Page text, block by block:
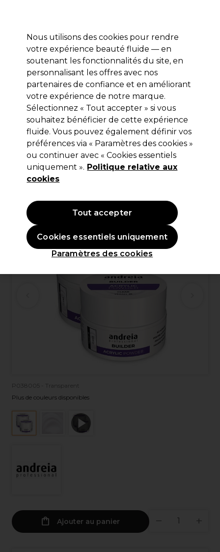
Se connecter
Marques Bons plans Coiffure Electro et Matériel
Livraison et délais
lire la suite
Andreia Professional
Andreia Professional Poudre
acrylique - Transparent 35g
(2)
8,99 €Hors TVA
P038005 - Transparent
Plus de couleurs disponibles
Ajouter au panier
Nous utilisons des cookies pour rendre
votre expérience beauté fluide — en
soutenant les fonctionnalités du site, en
personnalisant les offres avec nos
partenaires de confiance et en améliorant
votre expérience de notre marque.
Sélectionnez « Tout accepter » si vous
souhaitez bénéficier de cette expérience
fluide. Vous pouvez également définir vos
préférences via « Paramètres des cookies »
ou continuer avec « Cookies essentiels
uniquement ». Politique relative aux
cookies
Paramètres des cookies
Cookies essentiels uniquement
Tout accepter